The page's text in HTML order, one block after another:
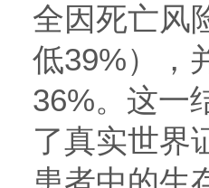
全因死亡风
低39%），
36%。这一
了真实世界